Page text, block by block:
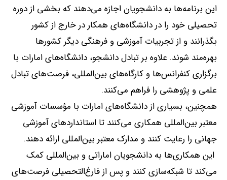
این برنامه‌ها به دانشجویان اجازه می‌دهند که بخشی از دوره
تحصیلی خود را در دانشگاه‌های همکار در خارج از کشور
بگذرانند و از تجربیات آموزشی و فرهنگی دیگر کشورها
بهره‌مند شوند. علاوه بر تبادل دانشجو، دانشگاه‌های امارات با
برگزاری کنفرانس‌ها و کارگاه‌های بین‌المللی، فرصت‌های تبادل
علمی و پژوهشی را فراهم می‌کنند.
همچنین، بسیاری از دانشگاه‌های امارات با مؤسسات آموزشی
معتبر بین‌المللی همکاری می‌کنند تا استانداردهای آموزشی
جهانی را رعایت کنند و مدارک معتبر بین‌المللی ارائه دهند.
این همکاری‌ها به دانشجویان اماراتی و بین‌المللی کمک
می‌کند تا شبکه‌سازی کنند و پس از فارغ‌التحصیلی فرصت‌های